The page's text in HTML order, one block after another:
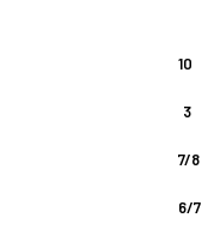
10
3
7/8
6/7